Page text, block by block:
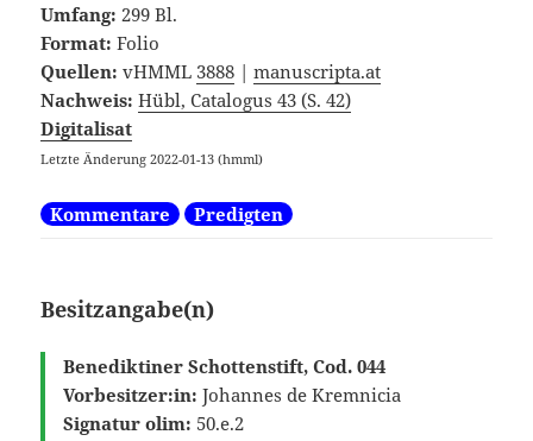
Umfang:299 Bl.
Format:Folio
Quellen:vHMML 3888 |manuscripta.at
Nachweis:Hübl, Catalogus 43 (S. 42)
Digitalisat
Letzte Änderung 2022-01-13 (hmml)
Kommentare Predigten
Besitzangabe(n)
Benediktiner Schottenstift, Cod. 044
Vorbesitzer:in:Johannes de Kremnicia
Signatur olim: 50.e.2